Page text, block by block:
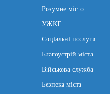
Розумне місто
УЖКГ
Соціальні послуги
Благоустрій міста
Військова служба
Безпека міста